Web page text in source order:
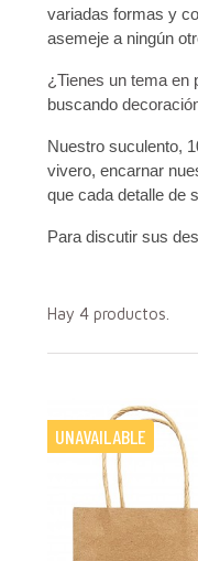
variadas formas y
asemeje a ningún
¿Tienes un tema en
buscando
Nuestro suculento,
vivero, encarnar
que cada detalle de
Para discutir sus
Hay 4 productos.
UNAVAILABLE